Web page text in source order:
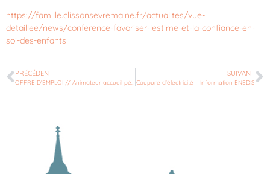
https://famille.clissonsevremaine.fr/actualites/vue-
detaillee/news/conference-favoriser-lestime-et-la-confiance-en-
soi-des-enfants
PRÉCÉDENT SUIVANT
Coupure d’électricité – Information ENEDIS